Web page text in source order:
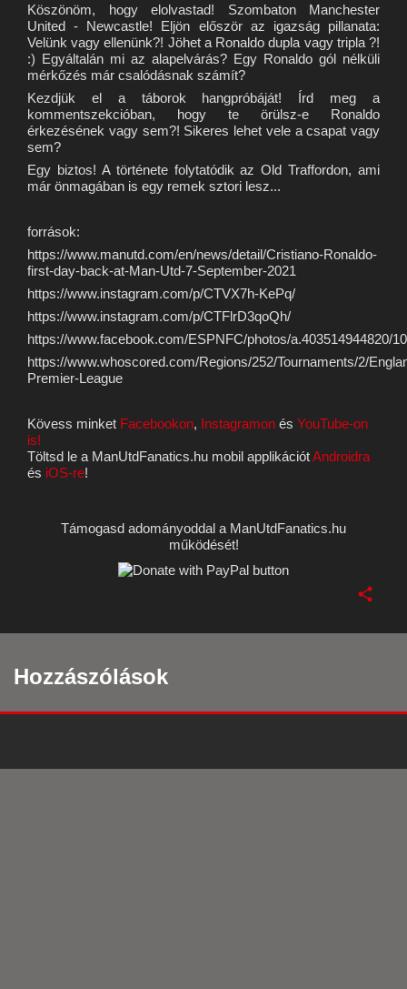
Köszönöm, hogy elolvastad! Szombaton Manchester
United - Newcastle! Eljön először az igazság pillanata:
Velünk vagy ellenünk?! Jöhet a Ronaldo dupla vagy tripla ?!
:) Egyáltalán mi az alapelvárás? Egy Ronaldo gól nélküli
mérkőzés már csalódásnak számít?
Kezdjük el a táborok hangpróbáját! Írd meg a
kommentszekcióban, hogy te örülsz-e Ronaldo
érkezésének vagy sem?! Sikeres lehet vele a csapat vagy
sem?
Egy biztos! A története folytatódik az Old Traffordon, ami
már önmagában is egy remek sztori lesz...
források:
https://www.manutd.com/en/news/detail/Cristiano-Ronaldo-
first-day-back-at-Man-Utd-7-September-2021
https://www.instagram.com/p/CTVX7h-KePq/
https://www.instagram.com/p/CTFlrD3qoQh/
https://www.facebook.com/ESPNFC/photos/a.403514944820/
https://www.whoscored.com/Regions/252/Tournaments/2/
Premier-League
Kövess minket Facebookon, Instagramon és YouTube-on
is!
Töltsd le a ManUtdFanatics.hu mobil applikációtAndroidra
és iOS-re!
Támogasd adományoddal a ManUtdFanatics.hu
működését!
Hozzászólások